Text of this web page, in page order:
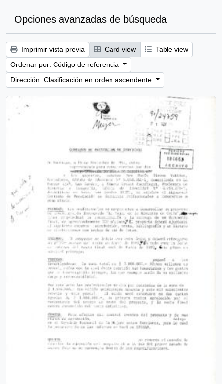
Opciones avanzadas de búsqueda
Imprimir vista previa Card view
Table view
Ordenar por: Código de referencia
Dirección: Clasificación en orden ascendente